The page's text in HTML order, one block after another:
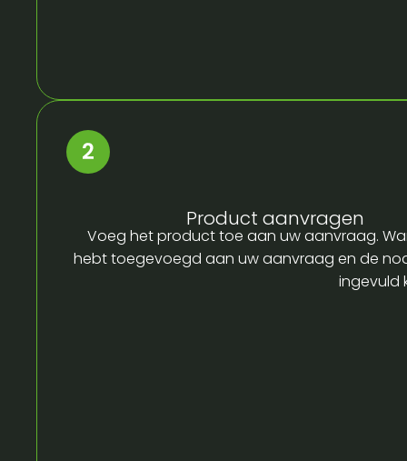
Product aanvragen
Voeg het product toe aan uw aanvraag.
hebt toegevoegd aan uw aanvraag en de
ingevuld